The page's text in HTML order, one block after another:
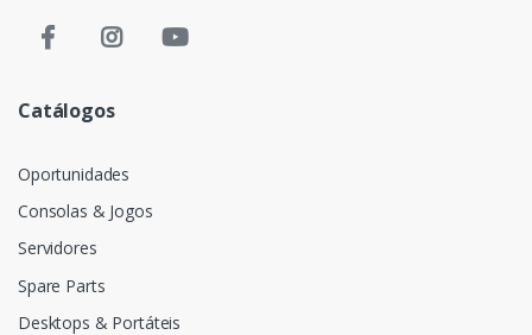
Catálogos
Oportunidades
Consolas & Jogos
Servidores
Spare Parts
Desktops & Portáteis